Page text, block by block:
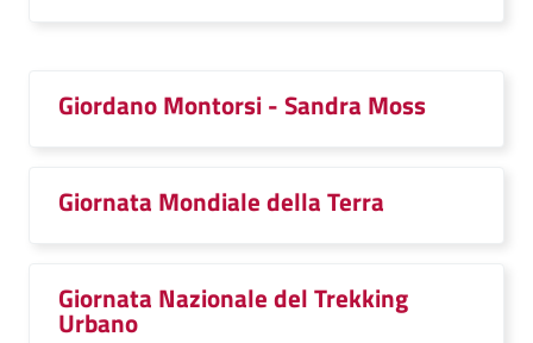
Giordano Montorsi - Sandra Moss
Giornata Mondiale della Terra
Giornata Nazionale del Trekking
Urbano